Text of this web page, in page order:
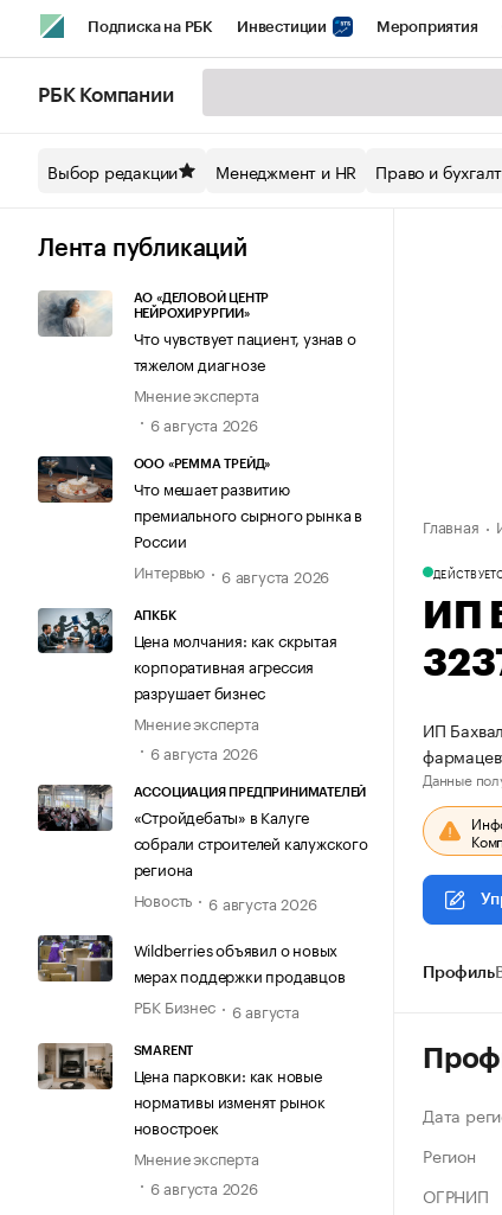
Подписка на РБК Инвестиции Мероприятия
Спецпроекты СПб Конференции СПб
Технологии и медиа
РБК Компании
Выбор редакции Менеджмент и HR Право и
Лента публикаций
АО «ДЕЛОВОЙ ЦЕНТР
НЕЙРОХИРУРГИИ»
Что чувствует пациент, узнав о
тяжелом диагнозе
Мнение эксперта
6 августа 2026
ООО «РЕММА ТРЕЙД»
Что мешает развитию
премиального сырного рынка в
России
Интервью
6 августа 2026
АПКБК
Цена молчания: как скрытая
корпоративная агрессия
разрушает бизнес
Мнение эксперта
6 августа 2026
АССОЦИАЦИЯ ПРЕДПРИНИМАТЕЛЕЙ
«Стройдебаты» в Калуге
собрали строителей калужского
региона
Новость
6 августа 2026
Wildberries объявил о новых
мерах поддержки продавцов
РБК Бизнес
6 августа
SMARENT
Цена парковки: как новые
нормативы изменят рынок
новостроек
Мнение эксперта
6 августа 2026
Главная
ДЕЙСТВУЕТ
ИП
ИП
Данные
Профиль
Дата
Регион
ОГРНИП